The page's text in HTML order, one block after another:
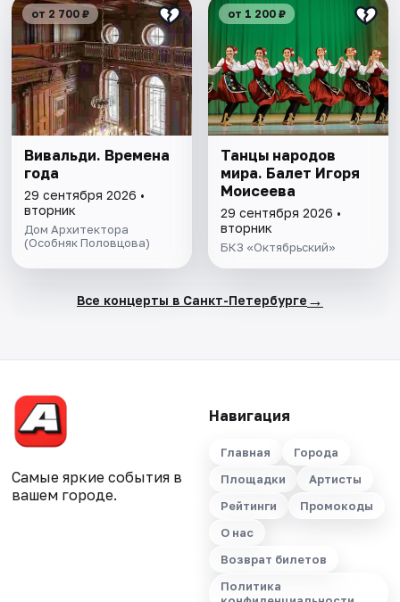
от 2 700 ₽
Вивальди. Времена
года
29 сентября 2026 •
вторник
Дом Архитектора
(Особняк Половцова)
от 1 200 ₽
Танцы народов
мира. Балет Игоря
Моисеева
29 сентября 2026 •
вторник
БКЗ «Октябрьский»
Все концерты в Санкт-Петербурге →
Самые яркие события в
вашем городе.
Навигация
Главная
Города
Площадки
Артисты
Рейтинги
Промокоды
О нас
Возврат билетов
Политика